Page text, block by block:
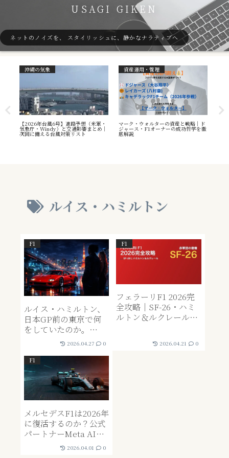
USAGI GIKEN
ネットのノイズを、 スタイリッシュに、静かなナラティブへ
沖縄の気象
【2026年台風6号】進路予想（米軍・
気象庁・Windy）と交通影響まとめ｜
次回に備える台風対策リスト
資産運用・管理
マーク・ウォルターの資産と戦略｜ド
ジャース・F1オーナーの成功哲学を徹
底解説
ルイス・ハミルトン
F1
ルイス・ハミルトン、
日本GP前の東京で何
をしていたのか。
F40・殺陣・フェラー
リ会長エルカーンとの
知られざる関係性。
2026.04.27 0
F1
フェラーリF1 2026完
全攻略｜SF-26・ハミ
ルトン＆ルクレール・
2026.04.21 0
F1
メルセデスF1は2026年
に復活するのか？公式
パートナーMeta AIが
語る新時代の戦略と哲
2026.04.01 0